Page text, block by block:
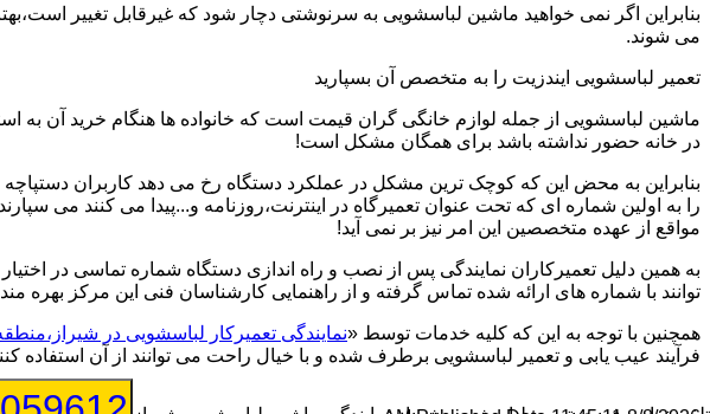
بنابراین اگر نمی خواهید ماشین لباسشویی به سرنوشتی دچار شود که غیرقابل تغییر
می شوند.
تعمیر لباسشویی ایندزیت را به متخصص آن بسپارید
ماشین لباسشویی از جمله لوازم خانگی گران قیمت است که خانواده ها هنگام خرید آن به
در خانه حضور نداشته باشد برای همگان مشکل است!
بنابراین به محض این که کوچک ترین مشکل در عملکرد دستگاه رخ می دهد کاربران
را به اولین شماره ای که تحت عنوان تعمیرگاه در اینترنت،روزنامه و...پیدا می کنند می
مواقع از عهده متخصصین این امر نیز بر نمی آید!
به همین دلیل تعمیرکاران نمایندگی پس از نصب و راه اندازی دستگاه شماره تماسی در
توانند با شماره های ارائه شده تماس گرفته و از راهنمایی کارشناسان فنی این مرکز بهره
همچنین با توجه به این که کلیه خدمات توسط «نمایندگی تعمیرکار لباسشویی در
فرآیند عیب یابی و تعمیر لباسشویی برطرف شده و با خیال راحت می توانند از آن استفاده